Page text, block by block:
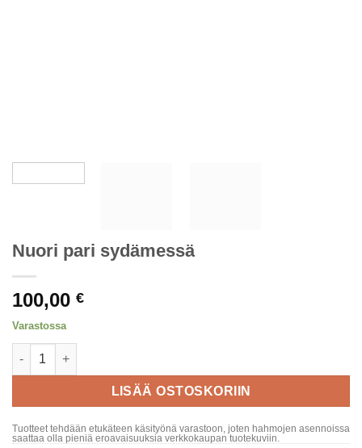
Nuori pari sydämessä
100,00 €
Varastossa
Nuori pari sydämessä määrä
LISÄÄ OSTOSKORIIN
Tuotteet tehdään etukäteen käsityönä varastoon, joten hahmojen asennoissa
saattaa olla pieniä eroavaisuuksia verkkokaupan tuotekuviin.